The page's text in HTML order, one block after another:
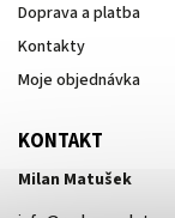
Doprava a platba
Kontakty
Moje objednávka
KONTAKT
Milan Matušek